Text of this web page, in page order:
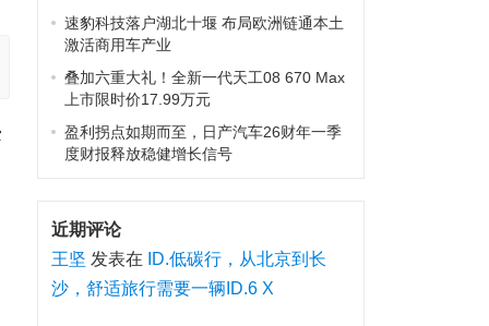
速豹科技落户湖北十堰 布局欧洲链通本土
激活商用车产业
叠加六重大礼！全新一代天工08 670 Max
上市限时价17.99万元
盈利拐点如期而至，日产汽车26财年一季
度财报释放稳健增长信号
近期评论
王坚 发表在
ID.低碳行，从北京到长
沙，舒适旅行需要一辆ID.6 X